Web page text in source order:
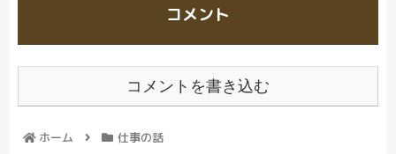
コメント
コメントを書き込む
ホーム 仕事の話